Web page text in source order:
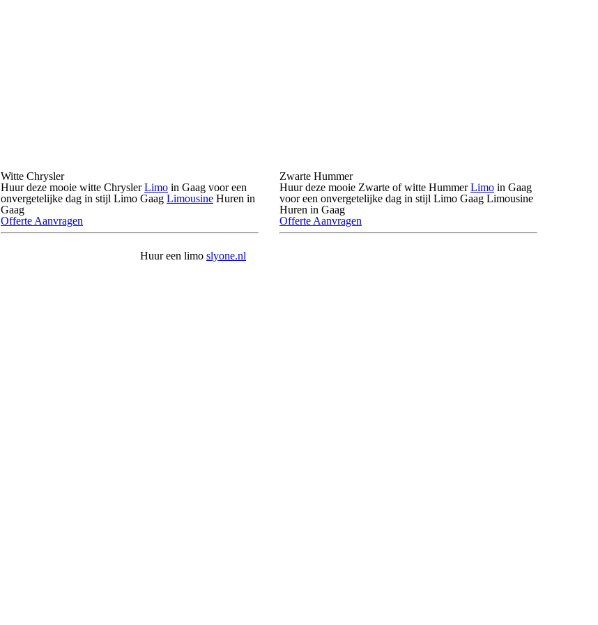
Witte Chrysler
Huur deze mooie witte ChryslerLimo in Gaag voor een
onvergetelijke dag in stijl Limo Gaag Limousine Huren in
Gaag
Offerte Aanvragen
Zwarte Hummer
Huur deze mooie Zwarte of witte HummerLimo in Gaag
voor een onvergetelijke dag in stijl Limo Gaag Limousine
Huren in Gaag
Offerte Aanvragen
Huur een limo slyone.nl